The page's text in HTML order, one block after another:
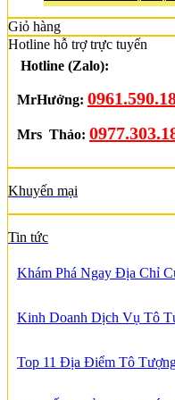
Giỏ hàng
Hotline hỗ trợ trực tuyến
Hotline (Zalo):
MrHưởng:
Mrs Thảo:
Khuyến mại
Tin tức
Khám Phá Ngay Địa Chỉ
Kinh Doanh Dịch Vụ Tô
Top 11 Địa Điểm Tô